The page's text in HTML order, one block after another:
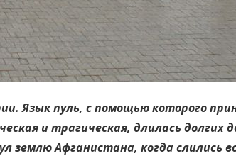
Язык пуль, с помощью которого
и трагическая, длилась долгих
землю Афганистана, когда слились